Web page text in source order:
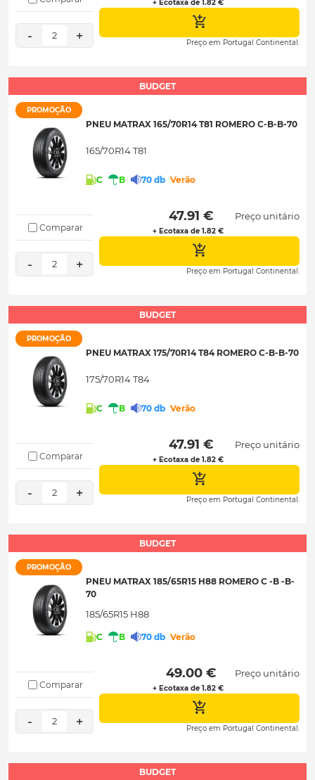
- 2 +
+ Ecotaxa de 1.82 €
Preço em Portugal Continental.
BUDGET
PROMOÇÃO
PNEU MATRAX 165/70R14 T81 ROMERO C-B-B-70
165/70R14 T81
C B 70 db Verão
Comparar
- 2 +
47.91 €
+ Ecotaxa de 1.82 €
Preço unitário
Preço em Portugal Continental.
BUDGET
PROMOÇÃO
PNEU MATRAX 175/70R14 T84 ROMERO C-B-B-70
175/70R14 T84
C B 70 db Verão
Comparar
- 2 +
47.91 €
+ Ecotaxa de 1.82 €
Preço unitário
Preço em Portugal Continental.
BUDGET
PROMOÇÃO
PNEU MATRAX 185/65R15 H88 ROMERO C -B -B-
70
185/65R15 H88
C B 70 db Verão
Comparar
- 2 +
49.00 €
+ Ecotaxa de 1.82 €
Preço unitário
Preço em Portugal Continental.
BUDGET